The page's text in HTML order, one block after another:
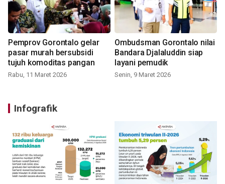
Pemprov Gorontalo gelar
pasar murah bersubsidi
tujuh komoditas pangan
Rabu, 11 Maret 2026
Ombudsman Gorontalo nilai
Bandara Djalaluddin siap
layani pemudik
Senin, 9 Maret 2026
Infografik